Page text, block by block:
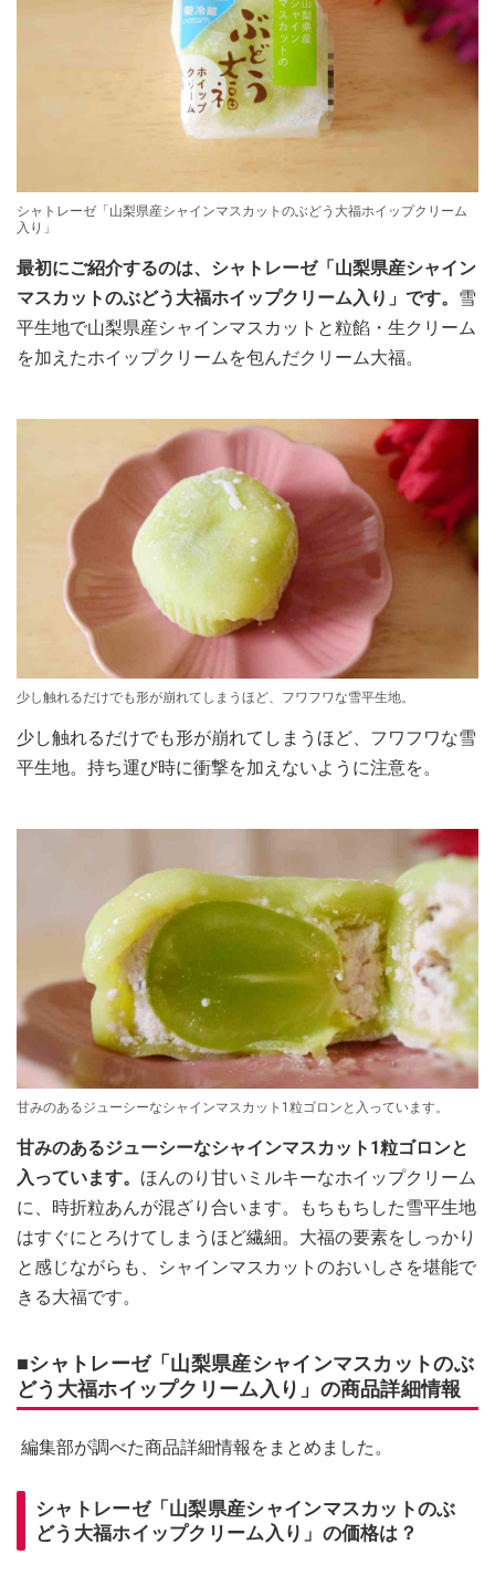
シャトレーゼ「山梨県産シャインマスカットのぶどう大福ホイップクリーム
入り」
最初にご紹介するのは、シャトレーゼ「山梨県産シャイン
マスカットのぶどう大福ホイップクリーム入り」です。 雪
平生地で山梨県産シャインマスカットと粒餡・生クリーム
を加えたホイップクリームを包んだクリーム大福。
少し触れるだけでも形が崩れてしまうほど、フワフワな雪平生地。
少し触れるだけでも形が崩れてしまうほど、フワフワな雪
平生地。持ち運び時に衝撃を加えないように注意を。
甘みのあるジューシーなシャインマスカット1粒ゴロンと入っています。
甘みのあるジューシーなシャインマスカット1粒ゴロンと
入っています。 ほんのり甘いミルキーなホイップクリーム
に、時折粒あんが混ざり合います。もちもちした雪平生地
はすぐにとろけてしまうほど繊細。大福の要素をしっかり
と感じながらも、シャインマスカットのおいしさを堪能で
きる大福です。
■シャトレーゼ「山梨県産シャインマスカットのぶ
どう大福ホイップクリーム入り」の商品詳細情報
編集部が調べた商品詳細情報をまとめました。
シャトレーゼ「山梨県産シャインマスカットのぶ
どう大福ホイップクリーム入り」の価格は？